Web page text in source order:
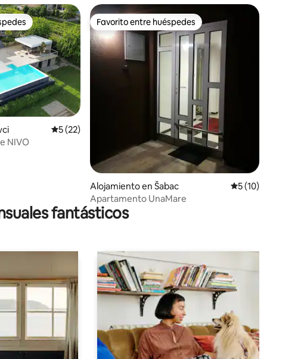
preferido
Calificación promedio: 5 de 5, 22 reseñas
5 (22)
NIVO
Favorito entre huéspedes
Favorito entre huéspedes
Alojamiento en Šabac Calificación
5 (10)
Apartamento UnaMare
fantásticos